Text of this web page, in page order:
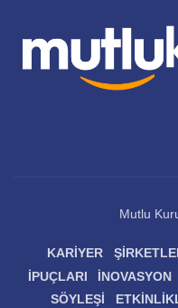
Mutlu
KARIYER
İPUÇLARI
İNOVASYON
SÖYLEŞI